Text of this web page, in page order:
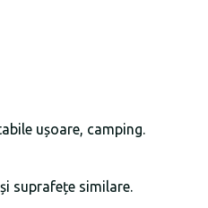
ușoare, camping.
și suprafețe similare.